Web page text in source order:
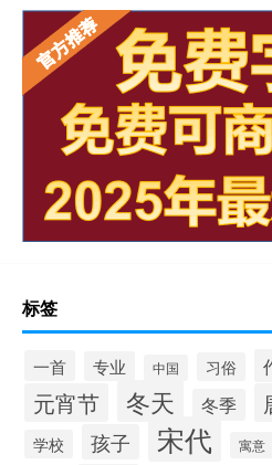
标签
一首 专业 中国 习俗
元宵节 冬天 冬季
学校
孩子 宋代 寓意